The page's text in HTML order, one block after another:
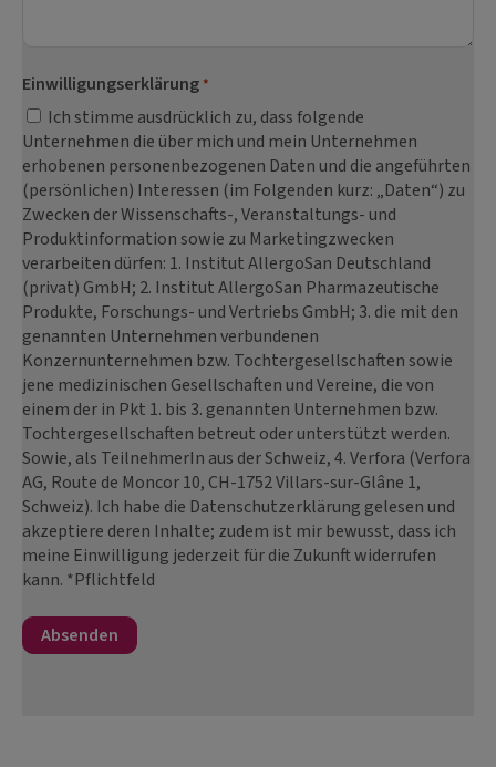
Einwilligungserklärung *
Ich stimme ausdrücklich zu, dass folgende
Unternehmen die über mich und mein Unternehmen
erhobenen personenbezogenen Daten und die angeführten
(persönlichen) Interessen (im Folgenden kurz: „Daten“) zu
Zwecken der Wissenschafts-, Veranstaltungs- und
Produktinformation sowie zu Marketingzwecken
verarbeiten dürfen: 1. Institut AllergoSan Deutschland
(privat) GmbH; 2. Institut AllergoSan Pharmazeutische
Produkte, Forschungs- und Vertriebs GmbH; 3. die mit den
genannten Unternehmen verbundenen
Konzernunternehmen bzw. Tochtergesellschaften sowie
jene medizinischen Gesellschaften und Vereine, die von
einem der in Pkt 1. bis 3. genannten Unternehmen bzw.
Tochtergesellschaften betreut oder unterstützt werden.
Sowie, als TeilnehmerIn aus der Schweiz, 4. Verfora (Verfora
AG, Route de Moncor 10, CH-1752 Villars-sur-Glâne 1,
Schweiz). Ich habe die Datenschutzerklärung gelesen und
akzeptiere deren Inhalte; zudem ist mir bewusst, dass ich
meine Einwilligung jederzeit für die Zukunft widerrufen
kann. *Pflichtfeld